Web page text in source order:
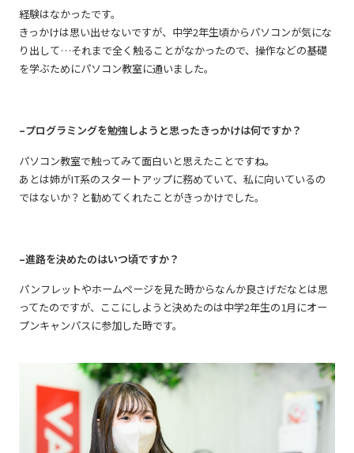
経験はなかったです。
きっかけは思い出せないですが、中学2年生頃からパソコンが気にな
り出して…それまで全く触ることがなかったので、操作などの基礎
を学ぶためにパソコン教室に通いました。
–プログラミングを勉強しようと思ったきっかけは何ですか？
パソコン教室で触ってみて面白いと思えたことですね。
あとは姉がIT系のスタートアップに務めていて、私に向いているの
ではないか？と勧めてくれたことがきっかけでした。
–進路を決めたのはいつ頃ですか？
パンフレットやホームページを見た時からなんか良さげだなとは思
ってたのですが、ここにしようと決めたのは中学2年生の1月にオー
プンキャンパスに参加した時です。